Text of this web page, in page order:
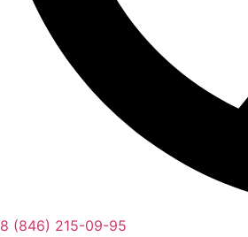
8 (846) 215-09-95